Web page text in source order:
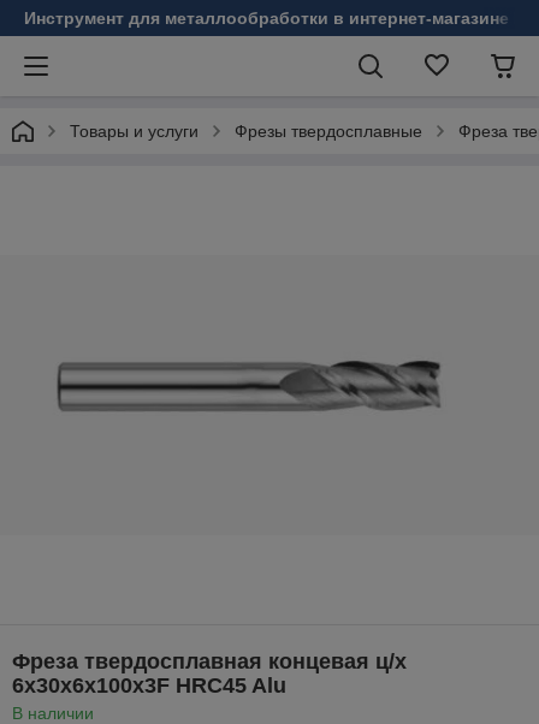
Инструмент для металлообработки в интернет-магазине
Товары и услуги Фрезы твердосплавные Фреза
Фреза твердосплавная концевая ц/х
6х30х6х100х3F HRC45 Alu
В наличии